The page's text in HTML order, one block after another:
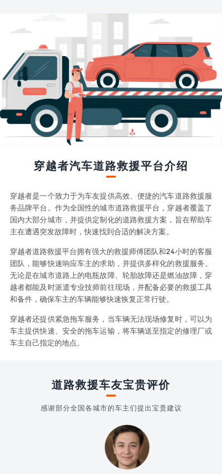
穿越者汽车道路救援平台介绍
穿越者是一个致力于为车友提供高效、便捷的汽车道路救援服
务品牌平台。作为全国性的城市道路救援平台，穿越者覆盖了
国内大部分城市，并提供定制化的道路救援方案，旨在帮助车
主在遭遇突发故障时，快速找到合适的解决方案。
穿越者道路救援平台拥有强大的救援师傅团队和24小时的客服
团队，能够快速响应车主的求助，并提供多样化的救援服务。
无论是在城市道路上的电瓶故障、轮胎故障还是燃油故障，穿
越者都能及时派遣专业技师前往现场，并配备必要的救援工具
和备件，确保车主的车辆能够快速恢复正常行驶。
穿越者还提供紧急拖车服务，当车辆无法现场修复时，可以为
车主提供快速、安全的拖车运输，将车辆送至指定的修理厂或
车主自己指定的地点。
道路救援车友宝贵评价
感谢部分全国各城市的车主们提出宝贵建议